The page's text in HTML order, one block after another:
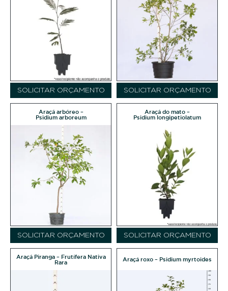
SOLICITAR ORÇAMENTO SOLICITAR ORÇAMENTO
Araçá arbóreo –
Psidium arboreum
SOLICITAR ORÇAMENTO
Araçá do mato –
Psidium longipetiolatum
SOLICITAR ORÇAMENTO
Araçá Piranga – Frutífera Nativa
Rara
Araçá roxo – Psidium myrtoides